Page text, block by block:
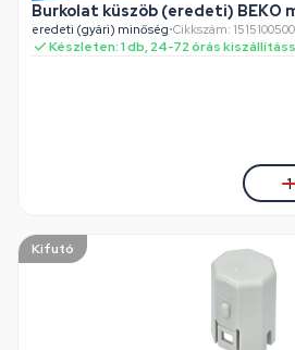
Burkolat küszöb (eredeti) BEKO
eredeti (gyári) minőség•Cikkszám: 1515100500
Készleten: 1 db, 24-72 órás
Kifutó